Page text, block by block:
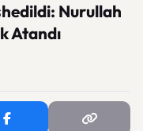
Nurullah
Atandı